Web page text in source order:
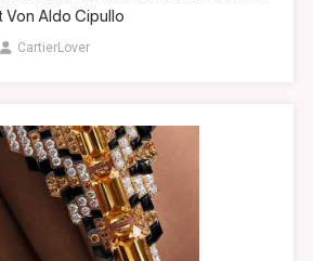
Aldo Cipullo
CartierLover